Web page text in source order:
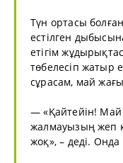
Түн ортасы
естілген
етігім
төбелесіп жатыр
сұрасам, май
— «Қайтейін! Май
жалмауызың жеп
жоқ», – деді. Онда